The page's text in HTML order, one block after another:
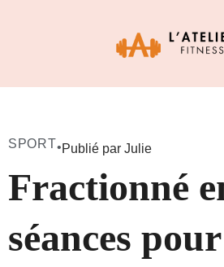
SPORT•Publié par Julie
Fractionné
séances